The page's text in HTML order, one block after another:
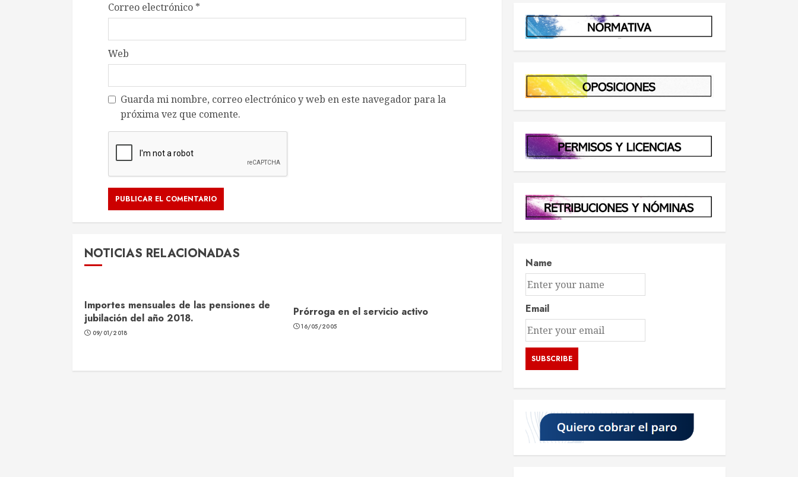
Correo electrónico *
Web
Guarda mi nombre, correo electrónico y web en este navegador para la
próxima vez que comente.
NOTICIAS RELACIONADAS
Importes mensuales de las pensiones de
jubilación del año 2018.
09/01/2018
Prórroga en el servicio activo
16/05/2005
Name
Email